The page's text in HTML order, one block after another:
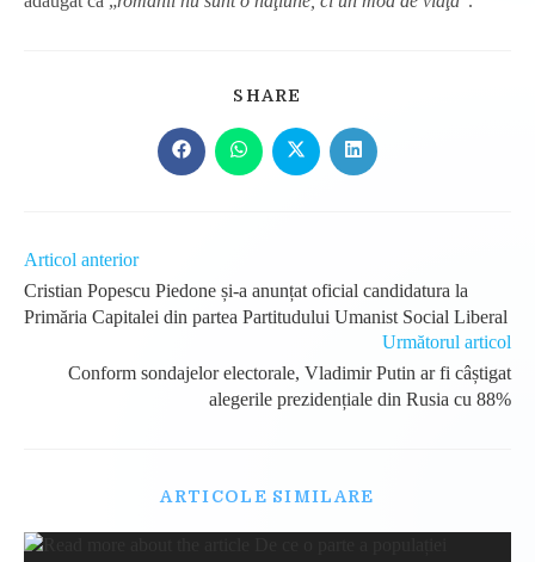
SHARE
CONTENT
Opens
in
Opens
in
Opens
in
Opens
in
Read
more
articles
Articol anterior
Cristian Popescu Piedone și-a anunțat oficial candidatura la
Primăria Capitalei din partea Partitudului Umanist Social Liberal
Următorul articol
Conform sondajelor electorale, Vladimir Putin ar fi câștigat
alegerile prezidențiale din Rusia cu 88%
ARTICOLE SIMILARE